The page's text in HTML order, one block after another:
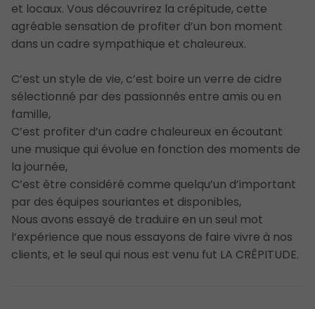
et locaux. Vous découvrirez la crépitude, cette
agréable sensation de profiter d’un bon moment
dans un cadre sympathique et chaleureux.
C’est un style de vie, c’est boire un verre de cidre
sélectionné par des passionnés entre amis ou en
famille,
C’est profiter d’un cadre chaleureux en écoutant
une musique qui évolue en fonction des moments de
la journée,
C’est être considéré comme quelqu’un d’important
par des équipes souriantes et disponibles,
Nous avons essayé de traduire en un seul mot
l’expérience que nous essayons de faire vivre à nos
clients, et le seul qui nous est venu fut LA CRÊPITUDE.